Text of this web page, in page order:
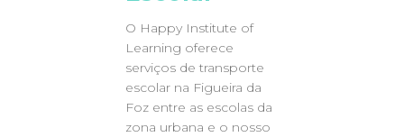
O Happy Institute of
Learning oferece
serviços de transporte
escolar na Figueira da
Foz entre as escolas da
zona urbana e o nosso